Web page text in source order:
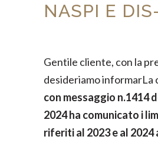
NASPI E
Gentile cliente, con la
desideriamo informarLa
con messaggio n.1414
2024 ha comunicato i
riferiti al 2023 e al 2024